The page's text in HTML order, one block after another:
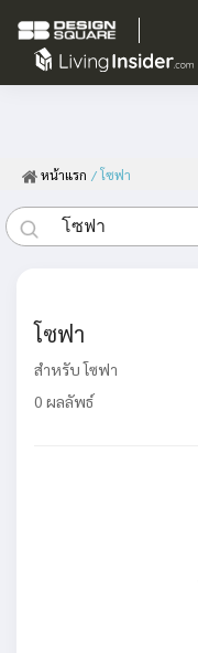
หน้าแรก / โซฟา
โซฟา
สำหรับ โซฟา
0 ผลลัพธ์